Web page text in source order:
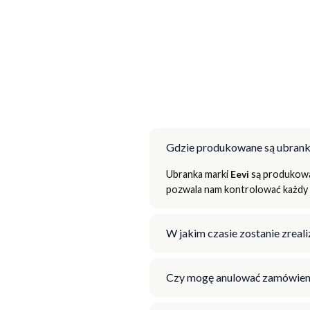
Gdzie produkowane są
Ubranka marki Eevi są
pozwala nam kontrolować
W jakim czasie zostanie
Czy mogę anulować